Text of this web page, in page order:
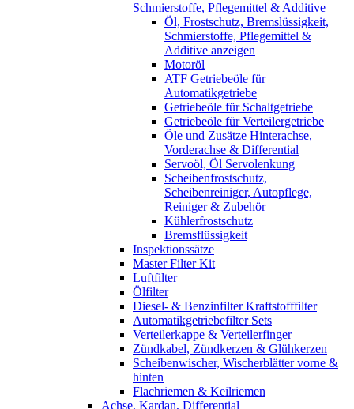
Schmierstoffe, Pflegemittel & Additive
Öl, Frostschutz, Bremslüssigkeit,
Schmierstoffe, Pflegemittel &
Additive anzeigen
Motoröl
ATF Getriebeöle für
Automatikgetriebe
Getriebeöle für Schaltgetriebe
Getriebeöle für Verteilergetriebe
Öle und Zusätze Hinterachse,
Vorderachse & Differential
Servoöl, Öl Servolenkung
Scheibenfrostschutz,
Scheibenreiniger, Autopflege,
Reiniger & Zubehör
Kühlerfrostschutz
Bremsflüssigkeit
Inspektionssätze
Master Filter Kit
Luftfilter
Ölfilter
Diesel- & Benzinfilter Kraftstofffilter
Automatikgetriebefilter Sets
Verteilerkappe & Verteilerfinger
Zündkabel, Zündkerzen & Glühkerzen
Scheibenwischer, Wischerblätter vorne &
hinten
Flachriemen & Keilriemen
Achse, Kardan, Differential